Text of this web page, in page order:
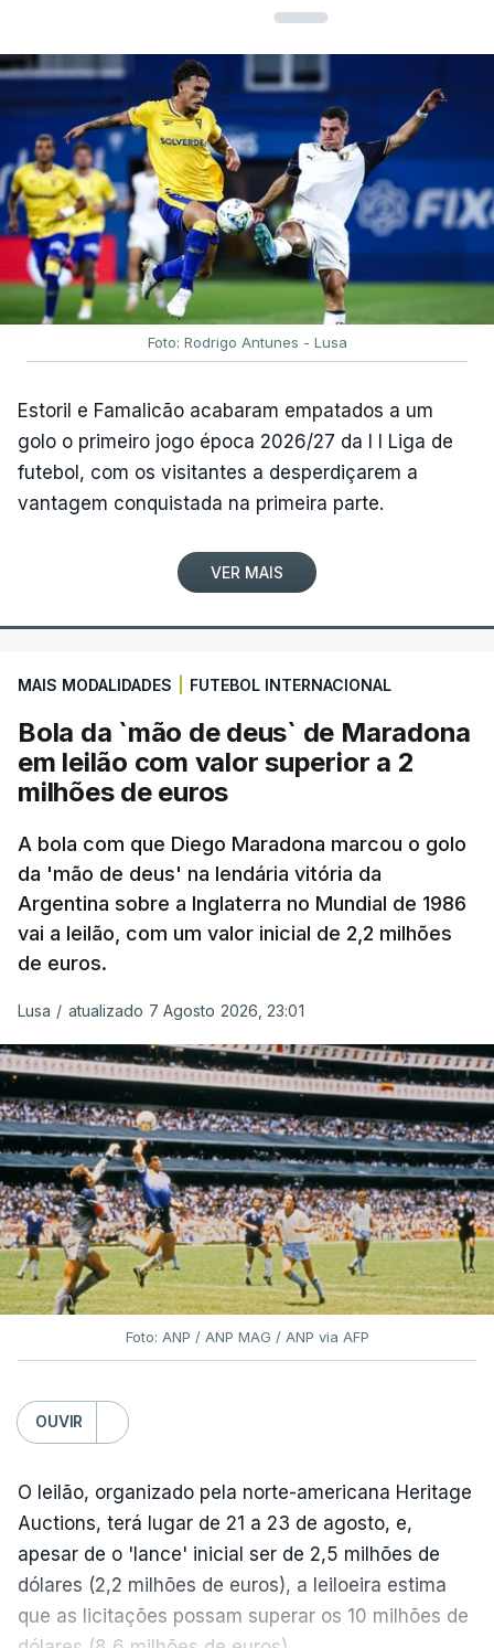
Foto: Rodrigo Antunes - Lusa
Estoril e Famalicão acabaram empatados a um
golo o primeiro jogo época 2026/27 da I I Liga de
futebol, com os visitantes a desperdiçarem a
vantagem conquistada na primeira parte.
VER MAIS
MAIS MODALIDADES FUTEBOL INTERNACIONAL
Bola da `mão de deus` de Maradona
em leilão com valor superior a 2
milhões de euros
A bola com que Diego Maradona marcou o golo
da 'mão de deus' na lendária vitória da
Argentina sobre a Inglaterra no Mundial de 1986
vai a leilão, com um valor inicial de 2,2 milhões
de euros.
Lusa / atualizado 7 Agosto 2026, 23:01
Foto: ANP / ANP MAG / ANP via AFP
OUVIR
O leilão, organizado pela norte-americana Heritage
Auctions, terá lugar de 21 a 23 de agosto, e,
apesar de o 'lance' inicial ser de 2,5 milhões de
dólares (2,2 milhões de euros), a leiloeira estima
que as licitações possam superar os 10 milhões de